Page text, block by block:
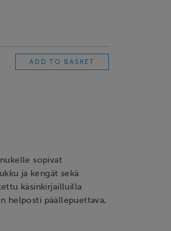
sopivat
ja kengät sekä
käsinkirjailluilla
helposti päällepuettava,